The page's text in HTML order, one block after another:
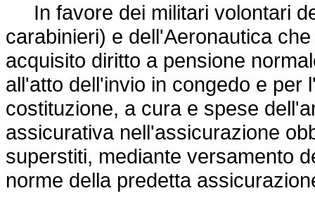
In favore dei militari volontari
carabinieri) e dell'Aeronautica
acquisito diritto a pensione
all'atto dell'invio in congedo e per
costituzione, a cura e spese
assicurativa nell'assicurazione
superstiti, mediante versamento
norme della predetta